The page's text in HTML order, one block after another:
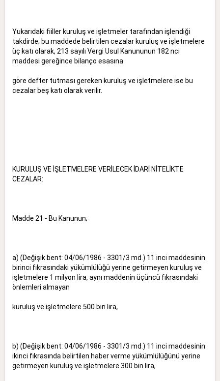
Yukarıdaki fiiller kuruluş ve işletmeler tarafından işlendiği
takdirde; bu maddede belirtilen cezalar kuruluş ve işletmelere
üç katı olarak, 213 sayılı Vergi Usul Kanununun 182 nci
maddesi gereğince bilanço esasına
göre defter tutması gereken kuruluş ve işletmelere ise bu
cezalar beş katı olarak verilir.
KURULUŞ VE İŞLETMELERE VERİLECEK İDARİ NİTELİKTE
CEZALAR:
Madde 21 - Bu Kanunun;
a) (Değişik bent: 04/06/1986 - 3301/3 md.) 11 inci maddesinin
birinci fıkrasındaki yükümlülüğü yerine getirmeyen kuruluş ve
işletmelere 1 milyon lira, aynı maddenin üçüncü fıkrasındaki
önlemleri almayan
kuruluş ve işletmelere 500 bin lira,
b) (Değişik bent: 04/06/1986 - 3301/3 md.) 11 inci maddesinin
ikinci fıkrasında belirtilen haber verme yükümlülüğünü yerine
getirmeyen kuruluş ve işletmelere 300 bin lira,